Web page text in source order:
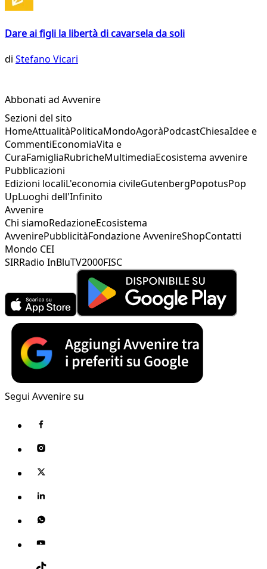
Dare ai figli la libertà di cavarsela da soli
di Stefano Vicari
Abbonati ad Avvenire
Sezioni del sito
HomeAttualitàPoliticaMondoAgoràPodcastChiesaIdee e
CommentiEconomiaVita e
CuraFamigliaRubricheMultimediaEcosistema avvenire
Pubblicazioni
Edizioni localiL'economia civileGutenbergPopotusPop
UpLuoghi dell'Infinito
Avvenire
Chi siamoRedazioneEcosistema
AvvenirePubblicitàFondazione AvvenireShopContatti
Mondo CEI
SIRRadio InBluTV2000FISC
Segui Avvenire su